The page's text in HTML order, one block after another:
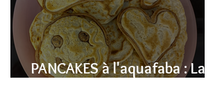
PANCAKES à l'aquafaba : La